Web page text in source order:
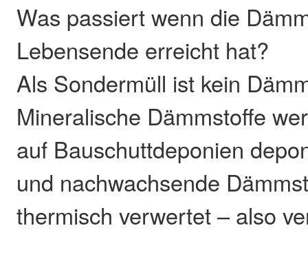
Was passiert wenn die
Lebensende erreicht hat?
Als Sondermüll ist kein
Mineralische Dämmstoffe
auf Bauschuttdeponien
und nachwachsende
thermisch verwertet – also